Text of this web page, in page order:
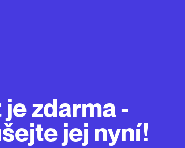
zdarma -
jej nyní!